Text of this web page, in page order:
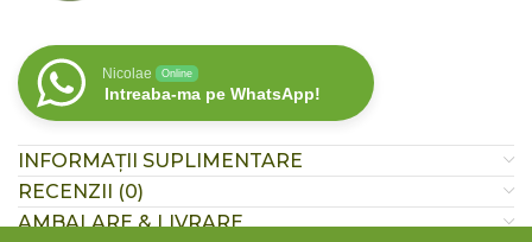
Nicolae Online
Intreaba-ma pe WhatsApp!
INFORMAȚII SUPLIMENTARE
RECENZII (0)
AMBALARE & LIVRARE